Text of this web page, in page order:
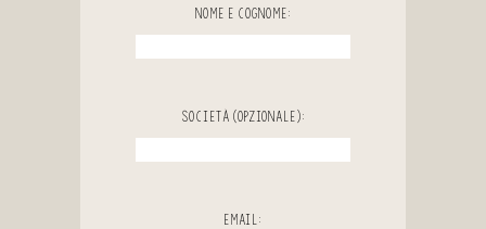
Nome e Cognome:
Società (Opzionale):
Email: